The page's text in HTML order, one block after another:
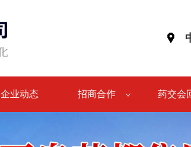
企业动态 招商合作 药交会